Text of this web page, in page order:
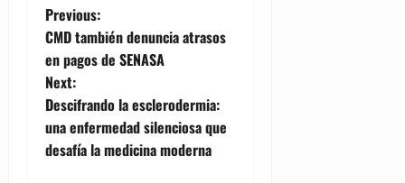
P
o
s
t
Previous:
CMD también denuncia atrasos
en pagos de SENASA
Next:
Descifrando la esclerodermia:
una enfermedad silenciosa que
desafía la medicina moderna